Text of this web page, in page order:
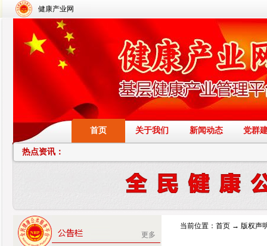
健康产业网
首页 关于我们 新闻动态 党群
热点资讯：
更多
当前位置： 首页 → 版权声